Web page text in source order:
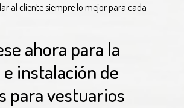
al cliente siempre lo mejor para cada
ahora para la
instalación de
para vestuarios